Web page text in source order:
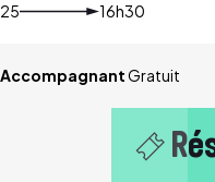
16h30
AccompagnantGratuit